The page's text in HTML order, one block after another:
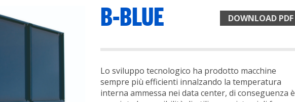
B-BLUE
Lo sviluppo tecnologico ha prodotto macchine
sempre più efficienti innalzando la temperatura
interna ammessa nei data center, di conseguenza è
DOWNLOAD PDF